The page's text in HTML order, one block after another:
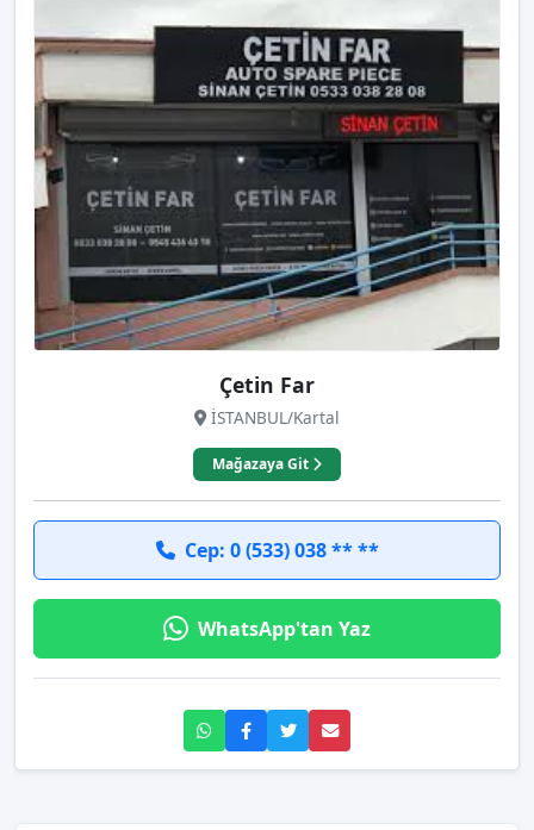
Çetin Far
İSTANBUL/Kartal
Mağazaya Git
Cep: 0 (533) 038 ** **
WhatsApp'tan Yaz